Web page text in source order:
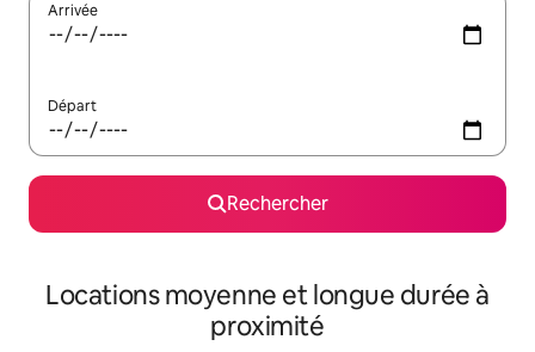
Arrivée
Départ
Rechercher
Locations moyenne et longue durée à
proximité